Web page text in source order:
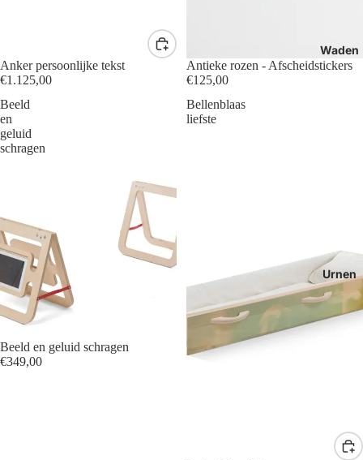
Waden
Urnen
Anker persoonlijke tekst
€1.125,00
Antieke rozen - Afscheidstickers
€125,00
Beeld
en
geluid
schragen
Beeld en geluid schragen
€349,00
Bellenblaas
liefste